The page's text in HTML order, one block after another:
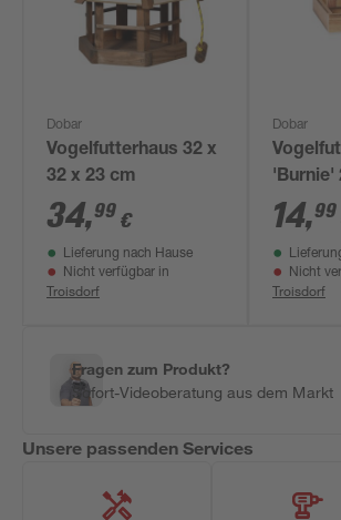
Dobar
Vogelfutterhaus 32 x
32 x 23 cm
34,99 €
Lieferung nach Hause
Nicht verfügbar in
Troisdorf
Dobar
'Burnie'
cm
14,99
Nicht
Troisdorf
Fragen zum Produkt?
Sofort-Videoberatung aus dem Markt
Unsere passenden Services